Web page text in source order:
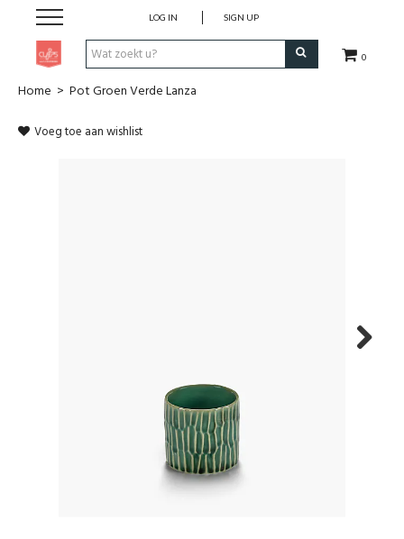
0
LOG IN SIGN UP
Pen & Papier
Home > Pot Groen Verde Lanza
Voeg toe aan wishlist